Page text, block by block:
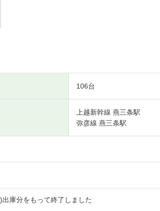
106台
上越新幹線 燕三条駅
弥彦線 燕三条駅
庫分をもって終了しました